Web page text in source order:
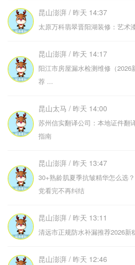
昆山澎湃 / 昨天 14:37
太原万科翡翠晋阳湖装修：艺术
昆山澎湃 / 昨天 14:17
阳江市房屋漏水检测维修（
荐 ...
昆山太马 / 昨天 14:00
苏州信实翻译公司：本地证件翻
指南
昆山澎湃 / 昨天 13:47
30+熟龄肌夏季抗皱精华怎么选
党看完不再纠结
昆山澎湃 / 昨天 13:11
清远市正规防水补漏推荐2026新
昆山澎湃 / 昨天 12:46